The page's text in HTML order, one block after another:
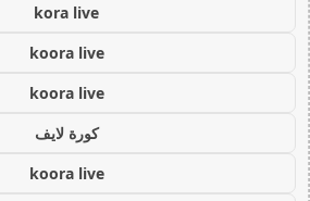
kora live
koora live
koora live
كورة لايف
koora live